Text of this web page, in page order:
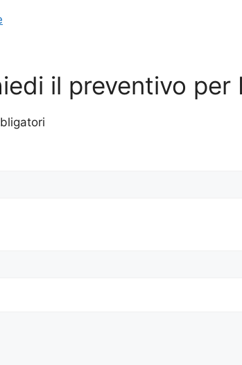
il preventivo